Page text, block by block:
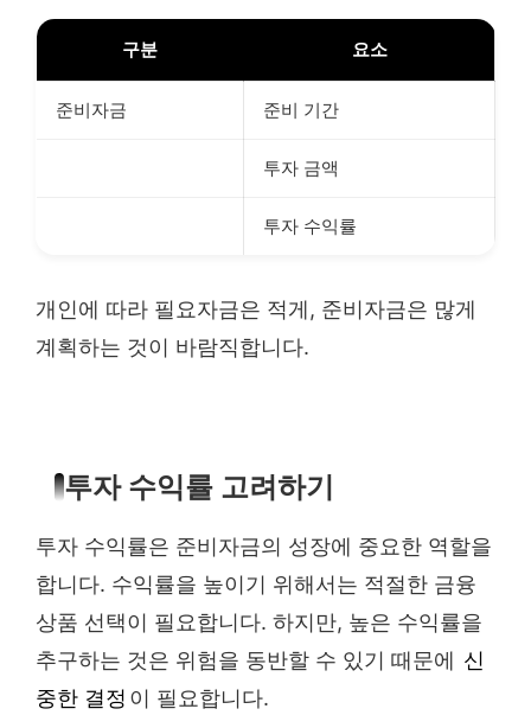
구분 요소
준비자금 준비 기간
투자 금액
투자 수익률
개인에 따라 필요자금은 적게, 준비자금은 많게
계획하는 것이 바람직합니다.
투자 수익률 고려하기
투자 수익률은 준비자금의 성장에 중요한 역할을
합니다. 수익률을 높이기 위해서는 적절한 금융
상품 선택이 필요합니다. 하지만, 높은 수익률을
추구하는 것은 위험을 동반할 수 있기 때문에 신
중한 결정 이 필요합니다.